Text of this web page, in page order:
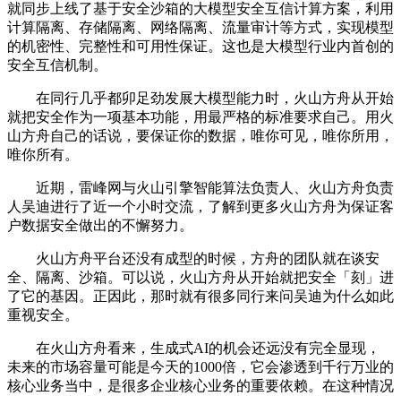
就同步上线了基于安全沙箱的大模型安全互信计算方案，利用
计算隔离、存储隔离、网络隔离、流量审计等方式，实现模型
的机密性、完整性和可用性保证。这也是大模型行业内首创的
安全互信机制。
在同行几乎都卯足劲发展大模型能力时，火山方舟从开始
就把安全作为一项基本功能，用最严格的标准要求自己。用火
山方舟自己的话说，要保证你的数据，唯你可见，唯你所用，
唯你所有。
近期，雷峰网与火山引擎智能算法负责人、火山方舟负责
人吴迪进行了近一个小时交流，了解到更多火山方舟为保证客
户数据安全做出的不懈努力。
火山方舟平台还没有成型的时候，方舟的团队就在谈安
全、隔离、沙箱。可以说，火山方舟从开始就把安全「刻」进
了它的基因。正因此，那时就有很多同行来问吴迪为什么如此
重视安全。
在火山方舟看来，生成式AI的机会还远没有完全显现，
未来的市场容量可能是今天的1000倍，它会渗透到千行万业的
核心业务当中，是很多企业核心业务的重要依赖。在这种情况